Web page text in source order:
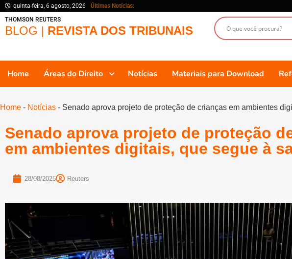
quinta-feira, 6 agosto, 2026
Últimas Notícias:
THOMSON REUTERS
BLOG | REVISTA DOS TRIBUNAIS
Home Áreas do Direito Notícias Materiais para Download
Home - Notícias - Senado aprova projeto de proteção de crianças em ambientes
Senado aprova projeto de proteção
em ambientes digitais, que segue à
28/08/2025 Reuters